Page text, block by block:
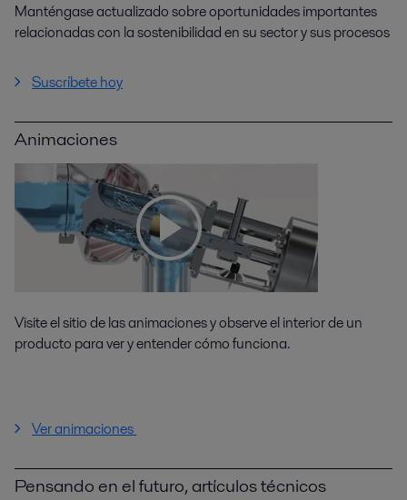
Manténgase actualizado sobre oportunidades importantes
relacionadas con la sostenibilidad en su sector y sus procesos
Suscríbete hoy
Animaciones
Visite el sitio de las animaciones y observe el interior de un
producto para ver y entender cómo funciona.
Ver animaciones
Pensando en el futuro, artículos técnicos